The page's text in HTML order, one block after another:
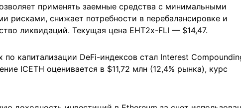
применять заемные средства с минимальными
рисками, снижает потребности в перебалансировке и
ликвидаций. Текущая цена EHT2x-FLI — $14,47.
капитализации DeFi-индексов стал Interest
ICETH оценивается в $11,72 млн (12,4% рынка), курс